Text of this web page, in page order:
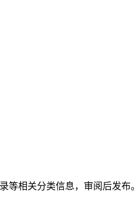
等相关分类信息，审阅后发布。